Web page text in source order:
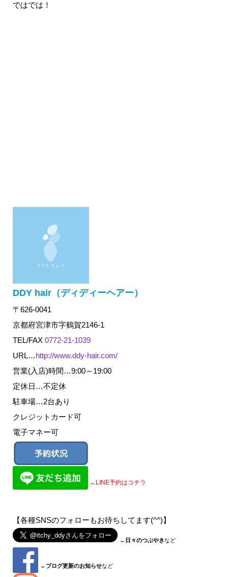
ではでは！
DDY hair（ディディーヘアー）
〒626-0041
京都府宮津市字鶴賀2146-1
TEL/FAX 0772-21-1039
URL…http://www.ddy-hair.com/
営業(入店)時間…9:00～19:00
定休日…不定休
駐車場…2台あり
クレジットカード可
電子マネー可
←LINE予約はコチラ
【各種SNSのフォローもお待ちしてます(^^)】
← 日々のつぶやきなど
← ブログ更新のお知らせなど